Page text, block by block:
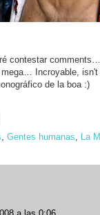
contestar
Incroyable,
de la boa :)
, Gentes humanas, La